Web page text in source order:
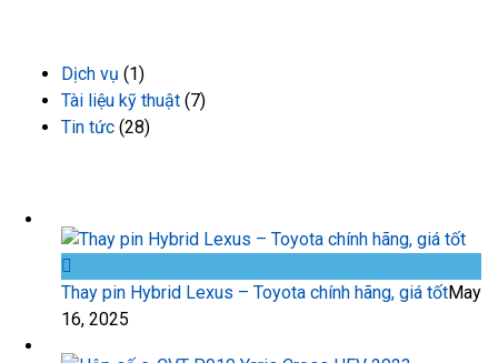
Dịch vụ (1)
Tài liệu kỹ thuật (7)
Tin tức (28)
Thay pin Hybrid Lexus – Toyota chính hãng, giá tốtMay
16, 2025